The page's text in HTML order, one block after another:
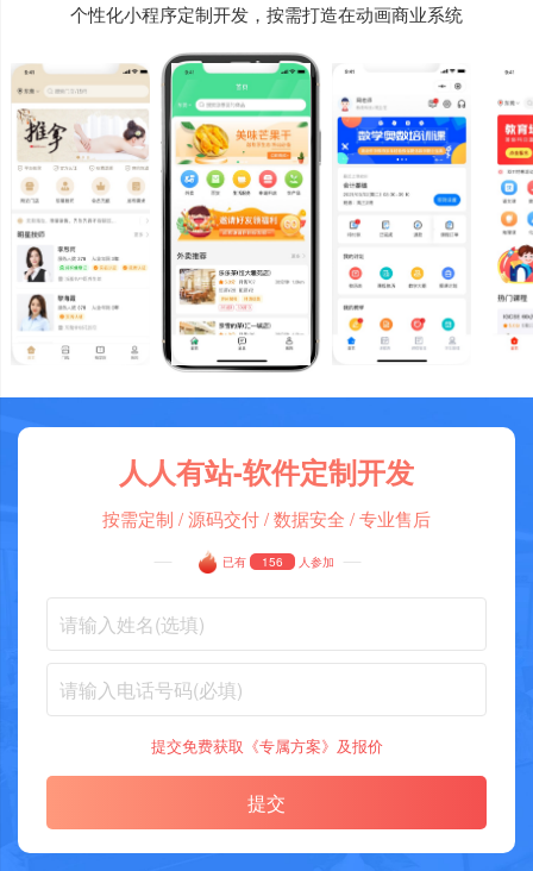
个性化小程序定制开发，按需打造在动画商业系统
人人有站-软件定制开发
按需定制 / 源码交付 / 数据安全 / 专业售后
已有 156 人参加
提交免费获取《专属方案》及报价
提交